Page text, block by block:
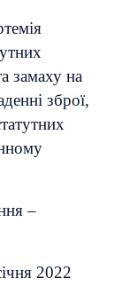
замаху на
зброї,
–
2022